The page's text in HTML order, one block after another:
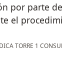
por parte
el
TORRE 1
Alfredo Rosario